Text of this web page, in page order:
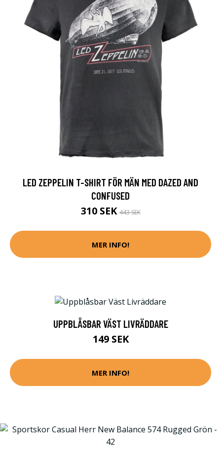
LED ZEPPELIN T-SHIRT FÖR MÄN MED DAZED AND
CONFUSED
310 SEK443 SEK
MER INFO!
UPPBLÅSBAR VÄST LIVRÄDDARE
149 SEK
MER INFO!